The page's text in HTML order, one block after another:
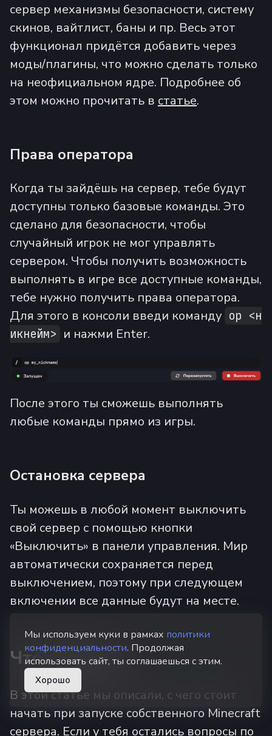
сервер механизмы безопасности, систему
скинов, вайтлист, баны и пр. Весь этот
функционал придётся добавить через
моды/плагины, что можно сделать только
на неофициальном ядре. Подробнее об
этом можно прочитать в статье.
Права оператора
Когда ты зайдёшь на сервер, тебе будут
доступны только базовые команды. Это
сделано для безопасности, чтобы
случайный игрок не мог управлять
сервером. Чтобы получить возможность
выполнять в игре все доступные команды,
тебе нужно получить права оператора.
Для этого в консоли введи команду op <н
икнейм> и нажми Enter.
После этого ты сможешь выполнять
любые команды прямо из игры.
Остановка сервера
Ты можешь в любой момент выключить
свой сервер с помощью кнопки
«Выключить» в панели управления. Мир
автоматически сохраняется перед
выключением, поэтому при следующем
включении все данные будут на месте.
Что дальше?
В этой статье мы описали, с чего стоит
начать при запуске собственного Minecraft
сервера. Если у тебя остались вопросы по
Мы используем куки в рамках политики
конфиденциальности. Продолжая
использовать сайт, ты соглашаешься с этим.
Хорошо